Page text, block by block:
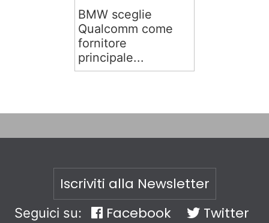
BMW sceglie
Qualcomm come
fornitore
principale...
Iscriviti alla Newsletter
Seguici su: Facebook
Twitter